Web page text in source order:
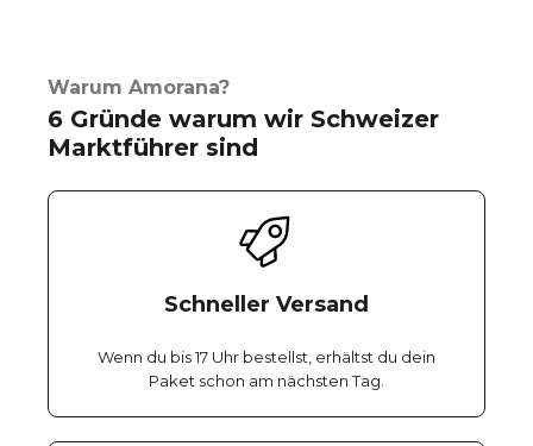
Warum Amorana?
6 Gründe warum wir Schweizer
Marktführer sind
Schneller Versand
Wenn du bis 17 Uhr bestellst, erhältst du dein
Paket schon am nächsten Tag.